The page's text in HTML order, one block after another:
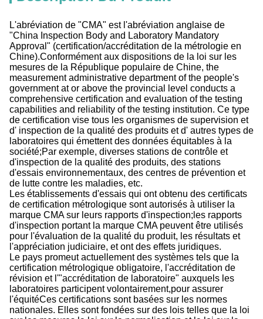
L'abréviation de "CMA" est l'abréviation anglaise de
"China Inspection Body and Laboratory Mandatory
Approval" (certification/accréditation de la métrologie en
Chine).Conformément aux dispositions de la loi sur les
mesures de la République populaire de Chine, the
measurement administrative department of the people's
government at or above the provincial level conducts a
comprehensive certification and evaluation of the testing
capabilities and reliability of the testing institution. Ce type
de certification vise tous les organismes de supervision et
d' inspection de la qualité des produits et d' autres types de
laboratoires qui émettent des données équitables à la
société;Par exemple, diverses stations de contrôle et
d'inspection de la qualité des produits, des stations
d'essais environnementaux, des centres de prévention et
de lutte contre les maladies, etc.
Les établissements d'essais qui ont obtenu des certificats
de certification métrologique sont autorisés à utiliser la
marque CMA sur leurs rapports d'inspection;les rapports
d'inspection portant la marque CMA peuvent être utilisés
pour l'évaluation de la qualité du produit, les résultats et
l'appréciation judiciaire, et ont des effets juridiques.
Le pays promeut actuellement des systèmes tels que la
certification métrologique obligatoire, l'accréditation de
révision et l'"accréditation de laboratoire" auxquels les
laboratoires participent volontairement,pour assurer
l'équitéCes certifications sont basées sur les normes
nationales. Elles sont fondées sur des lois telles que la loi